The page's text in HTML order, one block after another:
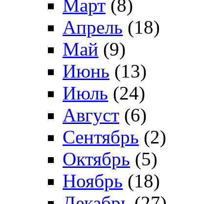
Март (8)
Апрель (18)
Май (9)
Июнь (13)
Июль (24)
Август (6)
Сентябрь (2)
Октябрь (5)
Ноябрь (18)